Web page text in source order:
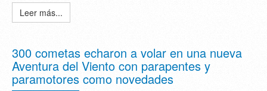
Leer más...
300 cometas echaron a volar en una nueva
Aventura del Viento con parapentes y
paramotores como novedades